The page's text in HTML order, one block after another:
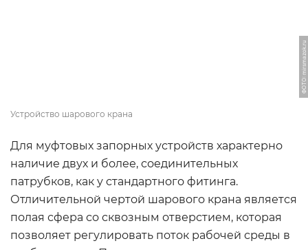
ФОТО: mirsmazok.ru
Устройство шарового крана
Для муфтовых запорных устройств характерно
наличие двух и более, соединительных
патрубков, как у стандартного фитинга.
Отличительной чертой шарового крана является
полая сфера со сквозным отверстием, которая
позволяет регулировать поток рабочей среды в